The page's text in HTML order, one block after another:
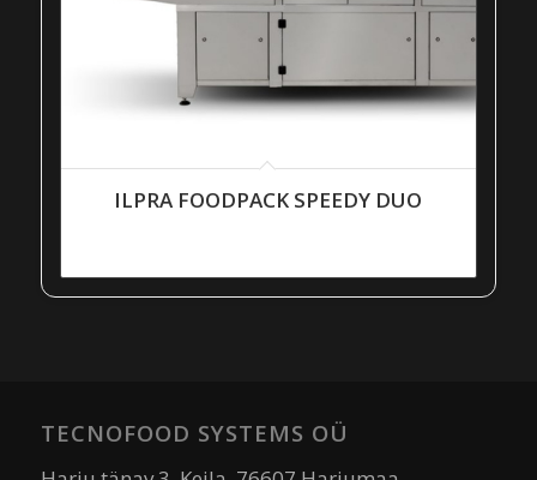
ILPRA FOODPACK SPEEDY DUO
TECNOFOOD SYSTEMS OÜ